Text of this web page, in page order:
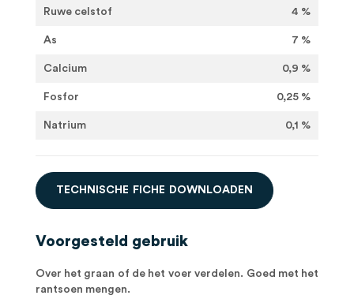
Ruwe celstof 4 %
As 7 %
Calcium 0,9 %
Fosfor 0,25 %
Natrium 0,1 %
T ECH N SCH E FI CH E DOWN LOAD E N
Voorgesteld gebruik
Over het graan of de het voer verdelen. Goed met het
rantsoen mengen.